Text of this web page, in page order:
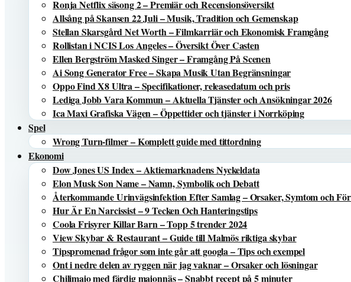
Ronja Netflix säsong 2 – Premiär och Recensionsöversikt
Allsång på Skansen 22 Juli – Musik, Tradition och Gemenskap
Stellan Skarsgård Net Worth – Filmkarriär och Ekonomisk Framgång
Rollistan i NCIS Los Angeles – Översikt Över Casten
Ellen Bergström Masked Singer – Framgång På Scenen
Ai Song Generator Free – Skapa Musik Utan Begränsningar
Oppo Find X8 Ultra – Specifikationer, releasedatum och pris
Lediga Jobb Vara Kommun – Aktuella Tjänster och Ansökningar 2026
Ica Maxi Grafiska Vägen – Öppettider och tjänster i Norrköping
Spel
Wrong Turn-filmer – Komplett guide med tittordning
Ekonomi
Dow Jones US Index – Aktiemarknadens Nyckeldata
Elon Musk Son Name – Namn, Symbolik och Debatt
Återkommande Urinvägsinfektion Efter Samlag – Orsaker, Symtom och
Hur Är En Narcissist – 9 Tecken Och Hanteringstips
Coola Frisyrer Killar Barn – Topp 5 trender 2024
View Skybar & Restaurant – Guide till Malmös riktiga skybar
Tipspromenad frågor som inte går att googla – Tips och exempel
Ont i nedre delen av ryggen när jag vaknar – Orsaker och lösningar
Chilimajo med färdig majonnäs – Snabbt recept på 5 minuter